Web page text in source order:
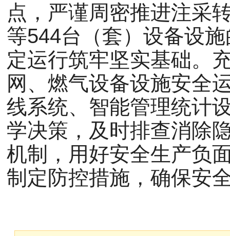
点，严谨周密推进注采
等544台（套）设备设
定运行筑牢坚实基础。
网、燃气设备设施安全
线系统、智能管理统计
学决策，及时排查消除
机制，用好安全生产负
制定防控措施，确保安